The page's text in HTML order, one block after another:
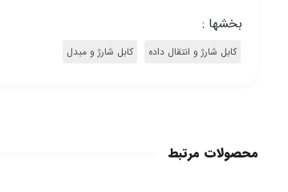
بخشها :
کابل شارژ و انتقال داده کابل شارژ و مبدل
محصولات مرتبط